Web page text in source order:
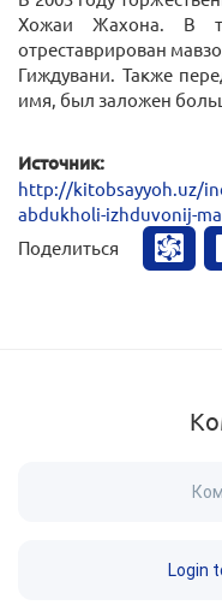
Хожаи Жахона. В
отреставрирован
Гиждувани. Также
имя, был заложен
Источник:
http://kitobsayyoh.uz/
abdukholi-izhduvonij-
Поделиться
Login